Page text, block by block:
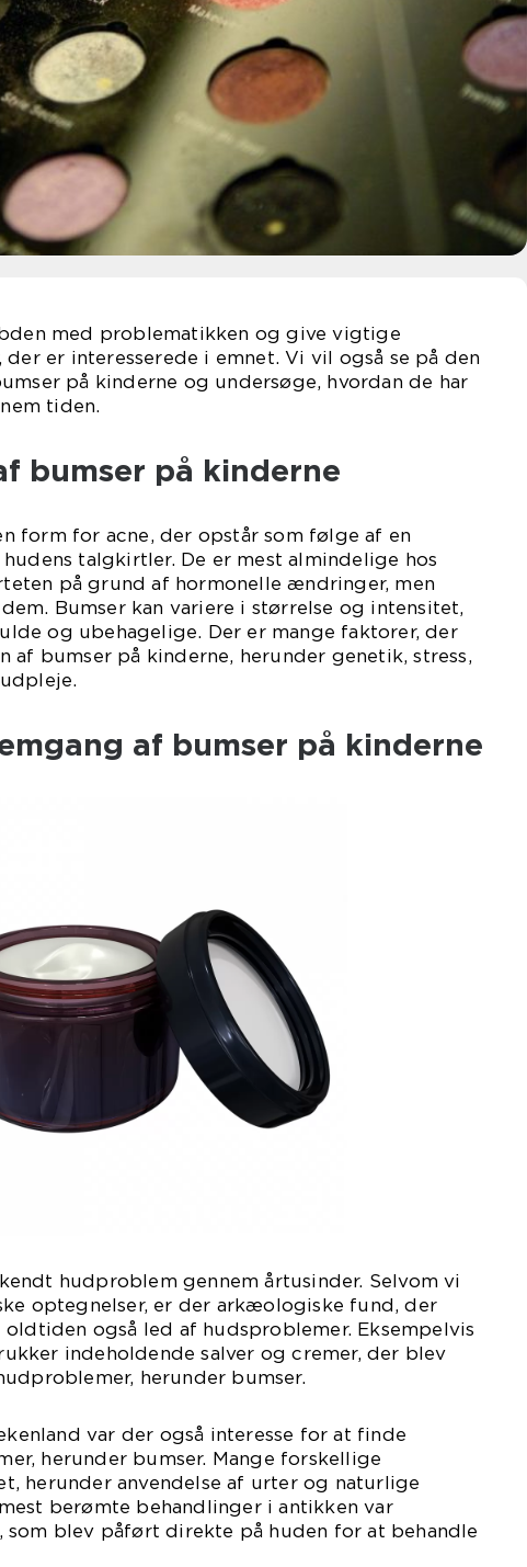
med problematikken og give vigtige
er interesserede i emnet. Vi vil også se på den
på kinderne og undersøge, hvordan de har
tiden.
bumser på kinderne
form for acne, der opstår som følge af en
talgkirtler. De er mest almindelige hos
på grund af hormonelle ændringer, men
Bumser kan variere i størrelse og intensitet,
og ubehagelige. Der er mange faktorer, der
af bumser på kinderne, herunder genetik, stress,
af bumser på kinderne
hudproblem gennem årtusinder. Selvom vi
optegnelser, er der arkæologiske fund, der
også led af hudsproblemer. Eksempelvis
indeholdende salver og cremer, der blev
herunder bumser.
var der også interesse for at finde
herunder bumser. Mange forskellige
herunder anvendelse af urter og naturlige
berømte behandlinger i antikken var
som blev påført direkte på huden for at behandle